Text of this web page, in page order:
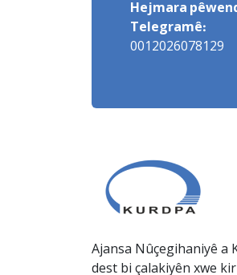
Hejmara
Telegramê:
0012026078129
Ajansa Nûçegihaniyê a
dest bi çalakiyên xwe